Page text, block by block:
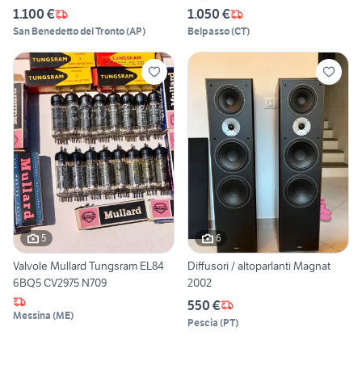
1.100 €
San Benedetto del Tronto(AP)
1.050 €
Belpasso(CT)
5
Valvole Mullard Tungsram EL84
6BQ5 CV2975 N709
Messina (ME)
6
Diffusori / altoparlanti Magnat
2002
550 €
Pescia (PT)